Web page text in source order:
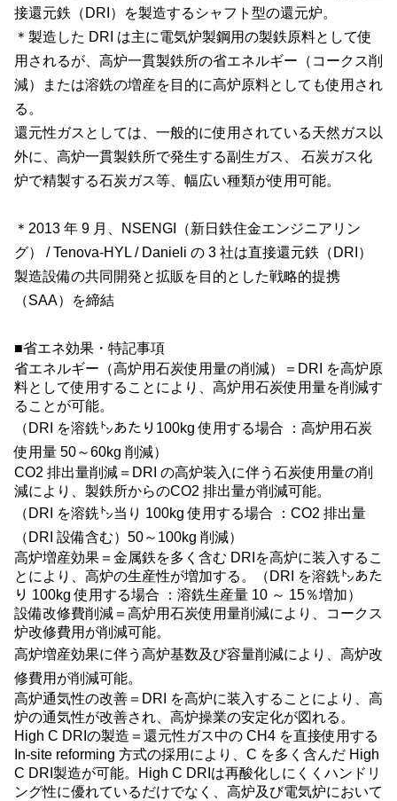
接還元鉄（ DRI ）を製造するシャフト型の還元炉。
＊製造した DRI は主に電気炉製鋼用の製鉄原料として使
用されるが、高炉一貫製鉄所の省エネルギー（コークス削
減）または溶銑の増産を目的に高炉原料としても使用され
る。
還元性ガスとしては、一般的に使用されている天然ガス以
外に、高炉一貫製鉄所で発生する副生ガス、 石炭ガス化
炉で精製する石炭ガス等、幅広い種類が使用可能。
＊ 2013 年 9 月、 NSENGI
（新日鉄住金エンジニアリン
グ） / Tenova-HYL / Danieli の 3 社は直接還元鉄（ DRI ）
製造設備の共同開発と拡販を目的とした戦略的提携
（SAA）を締結
■省エネ効果・特記事項
省エネルギー（高炉用石炭使用量の削減）＝ DRI
を高炉原
料として使用することにより、高炉用石炭使用量を削減す
ることが可能。
（ DRI を溶銑㌧あたり 100kg使用する場合 ：高炉用石炭
使用量 50～60kg 削減）
CO2 排出量削減＝ DRI の高炉装入に伴う石炭使用量の削
減により、製鉄所からのCO2 排出量が削減可能。
（ DRI を溶銑㌧当り 100kg使用する場合 ： CO2 排出量
（ DRI 設備含む） 50～ 100kg 削減）
高炉増産効果＝金属鉄を多く含む DRI を高炉に装入するこ
とにより、高炉の生産性が増加する。（ DRI
を溶銑㌧あた
り 100kg使用する場合 ：溶銑生産量 10 ～ 15％増加）
設備改修費削減＝高炉用石炭使用量削減により、コークス
炉改修費用が削減可能。
高炉増産効果に伴う高炉基数及び容量削減により、高炉改
修費用が削減可能。
高炉通気性の改善＝ DRI
を高炉に装入することにより、高
炉の通気性が改善され、高炉操業の安定化が図れる。
High C DRIの製造＝還元性ガス中の CH4 を直接使用する
In-site reforming 方式の採用により、 C を多く含んだ High
C DRI 製造が可能。 High C DRI は再酸化しにくくハンドリ
ング性に優れているだけでなく、高炉及び電気炉において